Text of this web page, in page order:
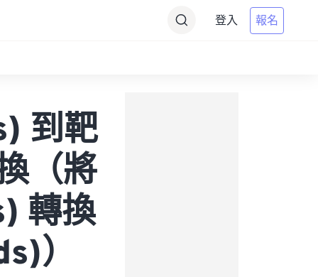
登入 報名
到靶
（將
轉換
）